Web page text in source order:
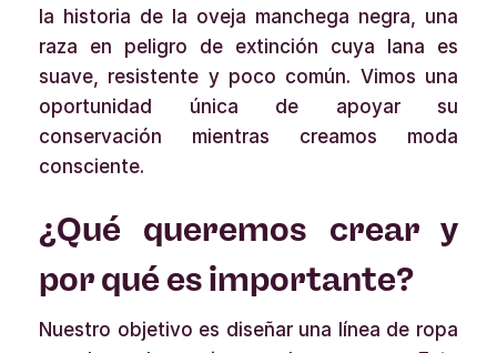
la historia de la oveja manchega negra, una
raza en peligro de extinción cuya lana es
suave, resistente y poco común. Vimos una
oportunidad única de apoyar su
conservación mientras creamos moda
consciente.
¿Qué queremos crear y
por qué es importante?
Nuestro objetivo es diseñar una línea de ropa